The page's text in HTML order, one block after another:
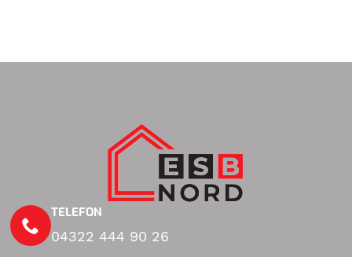
TELEFON
04322 444 90 26